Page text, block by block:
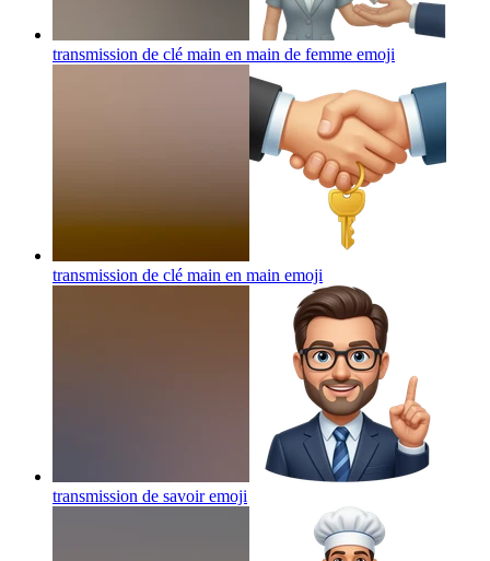
transmission de clé main en main de femme emoji
transmission de clé main en main emoji
transmission de savoiremoji